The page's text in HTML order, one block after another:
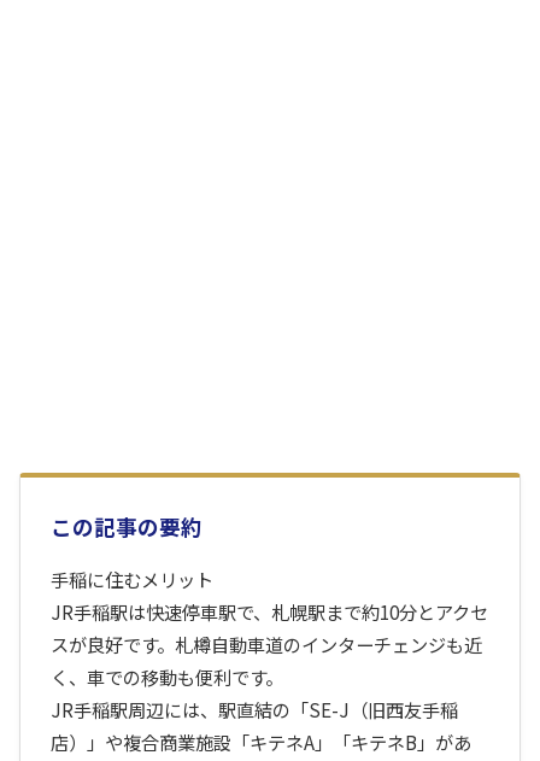
この記事の要約
手稲に住むメリット
JR手稲駅は快速停車駅で、札幌駅まで約10分とアクセ
スが良好です。札樽自動車道のインターチェンジも近
く、車での移動も便利です。
JR手稲駅周辺には、駅直結の「SE-J（旧西友手稲
店）」や複合商業施設「キテネA」「キテネB」があ